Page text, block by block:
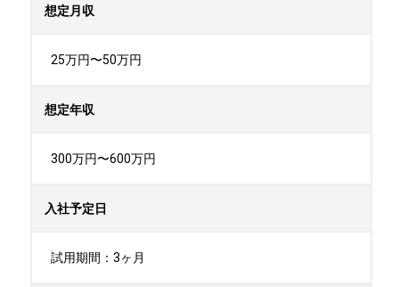
想定月収
25万円〜50万円
想定年収
300万円〜600万円
入社予定日
試用期間：3ヶ月